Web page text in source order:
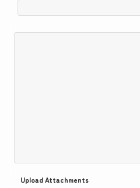
Upload Attachments